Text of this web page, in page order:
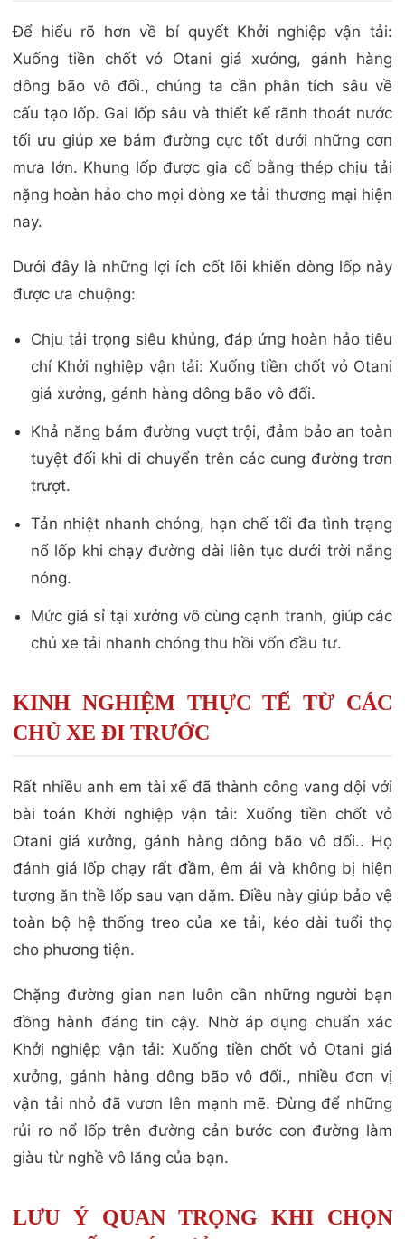
Để hiểu rõ hơn về bí quyết Khởi nghiệp vận tải:
Xuống tiền chốt vỏ Otani giá xưởng, gánh hàng
dông bão vô đối., chúng ta cần phân tích sâu về
cấu tạo lốp. Gai lốp sâu và thiết kế rãnh thoát nước
tối ưu giúp xe bám đường cực tốt dưới những cơn
mưa lớn. Khung lốp được gia cố bằng thép chịu tải
nặng hoàn hảo cho mọi dòng xe tải thương mại hiện
nay.
Dưới đây là những lợi ích cốt lõi khiến dòng lốp này
được ưa chuộng:
Chịu tải trọng siêu khủng, đáp ứng hoàn hảo tiêu
chí Khởi nghiệp vận tải: Xuống tiền chốt vỏ Otani
giá xưởng, gánh hàng dông bão vô đối.
Khả năng bám đường vượt trội, đảm bảo an toàn
tuyệt đối khi di chuyển trên các cung đường trơn
trượt.
Tản nhiệt nhanh chóng, hạn chế tối đa tình trạng
nổ lốp khi chạy đường dài liên tục dưới trời nắng
nóng.
Mức giá sỉ tại xưởng vô cùng cạnh tranh, giúp các
chủ xe tải nhanh chóng thu hồi vốn đầu tư.
KINH NGHIỆM THỰC TẾ TỪ CÁC
CHỦ XE ĐI TRƯỚC
Rất nhiều anh em tài xế đã thành công vang dội với
bài toán Khởi nghiệp vận tải: Xuống tiền chốt vỏ
Otani giá xưởng, gánh hàng dông bão vô đối.. Họ
đánh giá lốp chạy rất đầm, êm ái và không bị hiện
tượng ăn thề lốp sau vạn dặm. Điều này giúp bảo vệ
toàn bộ hệ thống treo của xe tải, kéo dài tuổi thọ
cho phương tiện.
Chặng đường gian nan luôn cần những người bạn
đồng hành đáng tin cậy. Nhờ áp dụng chuẩn xác
Khởi nghiệp vận tải: Xuống tiền chốt vỏ Otani giá
xưởng, gánh hàng dông bão vô đối., nhiều đơn vị
vận tải nhỏ đã vươn lên mạnh mẽ. Đừng để những
rủi ro nổ lốp trên đường cản bước con đường làm
giàu từ nghề vô lăng của bạn.
LƯU Ý QUAN TRỌNG KHI CHỌN